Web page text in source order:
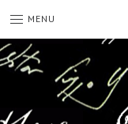
MENU